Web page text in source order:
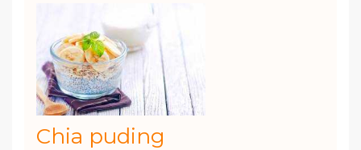
Chia puding